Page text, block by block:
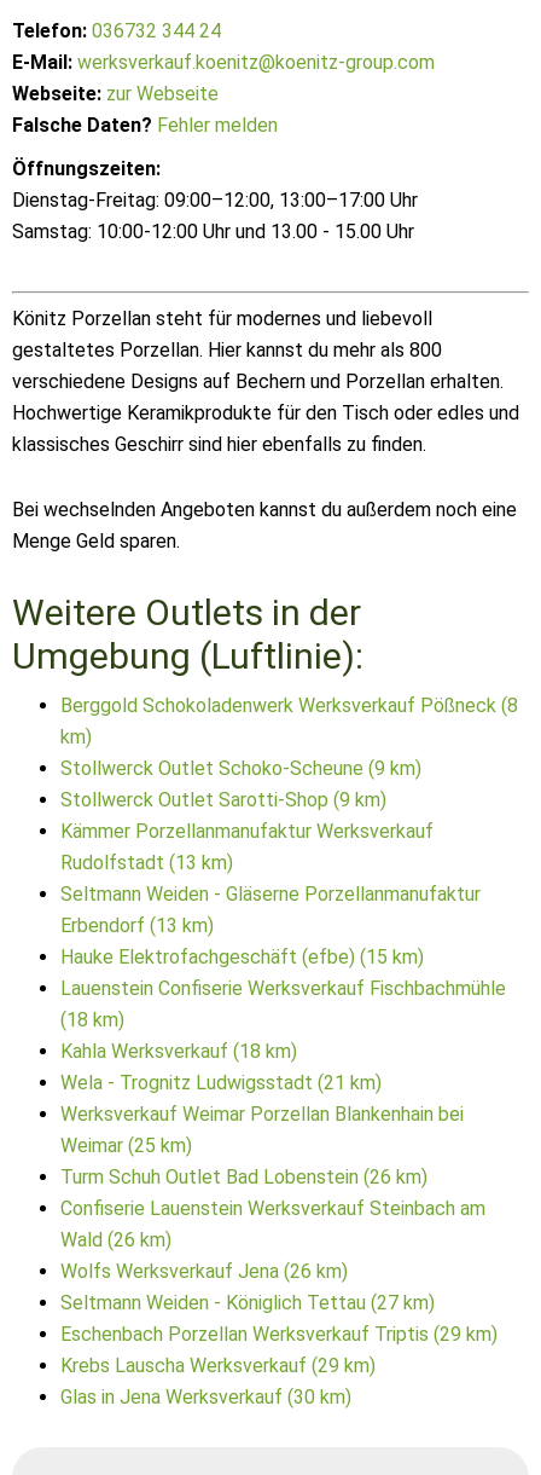
Telefon: 036732 344 24
E-Mail: werksverkauf.koenitz@koenitz-group.com
Webseite: zur Webseite
Falsche Daten? Fehler melden
Öffnungszeiten:
Dienstag-Freitag: 09:00–12:00, 13:00–17:00 Uhr
Samstag: 10:00-12:00 Uhr und 13.00 - 15.00 Uhr
Könitz Porzellan steht für modernes und liebevoll
gestaltetes Porzellan. Hier kannst du mehr als 800
verschiedene Designs auf Bechern und Porzellan erhalten.
Hochwertige Keramikprodukte für den Tisch oder edles und
klassisches Geschirr sind hier ebenfalls zu finden.
Bei wechselnden Angeboten kannst du außerdem noch eine
Menge Geld sparen.
Weitere Outlets in der
Umgebung (Luftlinie):
Berggold Schokoladenwerk Werksverkauf Pößneck (8
km)
Stollwerck Outlet Schoko-Scheune (9 km)
Stollwerck Outlet Sarotti-Shop (9 km)
Kämmer Porzellanmanufaktur Werksverkauf
Rudolfstadt (13 km)
Seltmann Weiden - Gläserne Porzellanmanufaktur
Erbendorf (13 km)
Hauke Elektrofachgeschäft (efbe) (15 km)
Lauenstein Confiserie Werksverkauf Fischbachmühle
(18 km)
Kahla Werksverkauf (18 km)
Wela - Trognitz Ludwigsstadt (21 km)
Werksverkauf Weimar Porzellan Blankenhain bei
Weimar (25 km)
Turm Schuh Outlet Bad Lobenstein (26 km)
Confiserie Lauenstein Werksverkauf Steinbach am
Wald (26 km)
Wolfs Werksverkauf Jena (26 km)
Seltmann Weiden - Königlich Tettau (27 km)
Eschenbach Porzellan Werksverkauf Triptis (29 km)
Krebs Lauscha Werksverkauf (29 km)
Glas in Jena Werksverkauf (30 km)